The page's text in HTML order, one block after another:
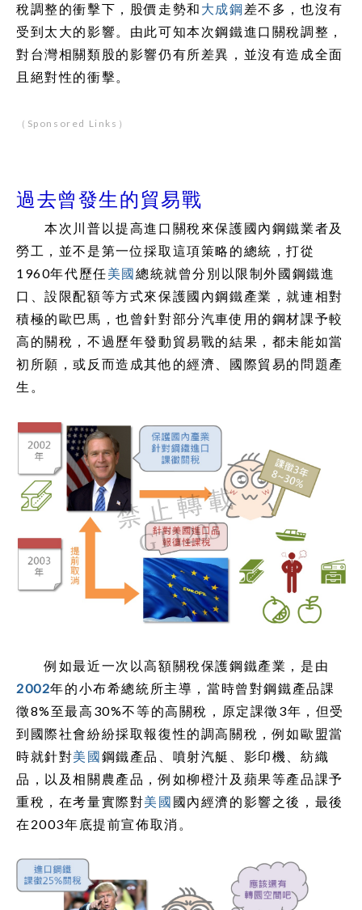
稅調整的衝擊下，股價走勢和 大成鋼 差不多，也沒有
受到太大的影響。由此可知本次鋼鐵進口關稅調整，
對台灣相關類股的影響仍有所差異，並沒有造成全面
且絕對性的衝擊。
（Sponsored Links）
過去曾發生的貿易戰
本次川普以提高進口關稅來保護國內鋼鐵業者及
勞工，並不是第一位採取這項策略的總統，打從
1960年代歷任美國總統就曾分別以限制外國鋼鐵進
口、設限配額等方式來保護國內鋼鐵產業，就連相對
積極的歐巴馬，也曾針對部分汽車使用的鋼材課予較
高的關稅，不過歷年發動貿易戰的結果，都未能如當
初所願，或反而造成其他的經濟、國際貿易的問題產
生。
例如最近一次以高額關稅保護鋼鐵產業，是由
2002年的小布希總統所主導，當時曾對鋼鐵產品課
徵8%至最高30%不等的高關稅，原定課徵3年，但受
到國際社會紛紛採取報復性的調高關稅，例如歐盟當
時就針對美國鋼鐵產品、噴射汽艇、影印機、紡織
品，以及相關農產品，例如柳橙汁及蘋果等產品課予
重稅，在考量實際對美國 國內經濟的影響之後，最後
在2003年底提前宣佈取消。